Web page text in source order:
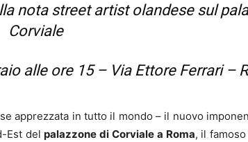
nota street artist olandese sul
Corviale
alle ore 15 – Via Ettore Ferrari –
apprezzata in tutto il mondo – il nuovo
Est delpalazzone di Corviale a Roma, il famoso